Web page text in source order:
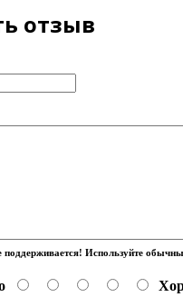
отзыв
поддерживается! Используйте